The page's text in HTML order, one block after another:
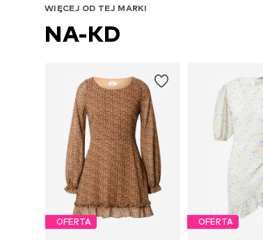
WIĘCEJ OD TEJ MARKI
NA-KD
OFERTA OFERTA